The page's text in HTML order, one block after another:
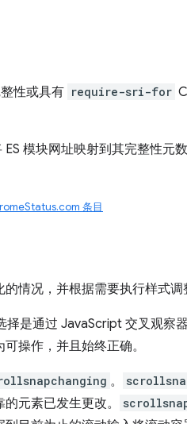
性或具有 require-sri-for
模块网址映射到其完整性元
条目
的情况，并根据需要执行样式调
是通过 JavaScript 交叉观察
操作，并且始终正确。
。
元素已发生更改。